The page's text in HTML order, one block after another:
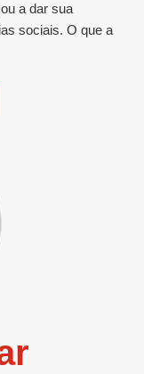
a dar sua
sociais. O que a